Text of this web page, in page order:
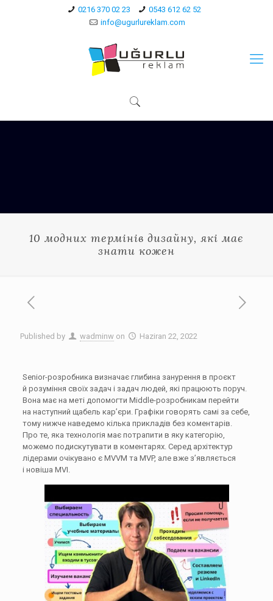
0216 370 02 23
0543 612 62 52
info@ugurlureklam.com
10 модних термінів дизайну, які має
знати кожен
Published by wadminw on Haziran 22, 2022
Senior-розробника визначає глибина занурення в проєкт
й розуміння своїх задач і задач людей, які працюють поруч.
Вона має на меті допомогти Middle-розробникам перейти
на наступний щабель кар’єри. Графіки говорять самі за себе,
тому нижче наведемо кілька прикладів без коментарів.
Про те, яка технологія має потрапити в яку категорію,
можемо подискутувати в коментарях. Серед архітектур
лідерами очікувано є MVVM та MVP, але вже з’являється
і новіша MVI.